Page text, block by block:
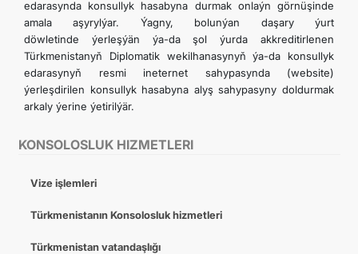
KONSOLOSLUK HIZMETLERI
Vize işlemleri
Türkmenistanın Konsolosluk hizmetleri
Türkmenistan vatandaşlığı
edarasynda konsullyk hasabyna durmak onlaýn görnüşinde
amala aşyrylýar. Ýagny, bolunýan daşary ýurt
döwletinde ýerleşýän ýa-da şol ýurda akkreditirlenen
Türkmenistanyň Diplomatik wekilhanasynyň ýa-da konsullyk
edarasynyň resmi ineternet sahypasynda (website)
ýerleşdirilen konsullyk hasabyna alyş sahypasyny doldurmak
arkaly ýerine ýetirilýär.